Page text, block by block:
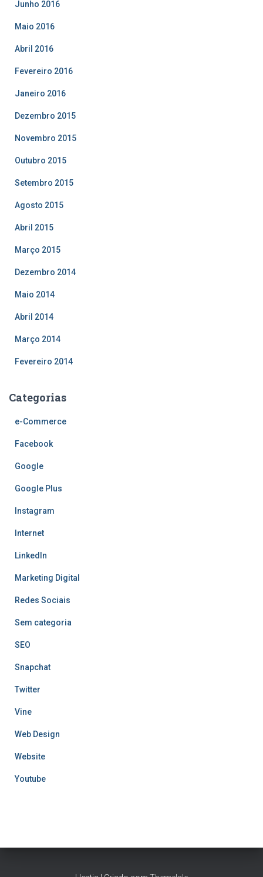
Junho 2016
Maio 2016
Abril 2016
Fevereiro 2016
Janeiro 2016
Dezembro 2015
Novembro 2015
Outubro 2015
Setembro 2015
Agosto 2015
Abril 2015
Março 2015
Dezembro 2014
Maio 2014
Abril 2014
Março 2014
Fevereiro 2014
Categorias
e-Commerce
Facebook
Google
Google Plus
Instagram
Internet
LinkedIn
Marketing Digital
Redes Sociais
Sem categoria
SEO
Snapchat
Twitter
Vine
Web Design
Website
Youtube